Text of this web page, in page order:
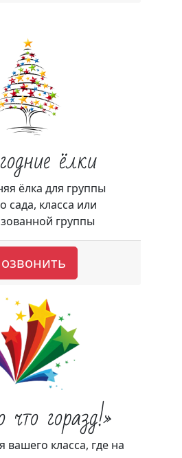
ёлки
ёлка для группы
сада, класса или
группы
горазд!»
вашего класса, где на